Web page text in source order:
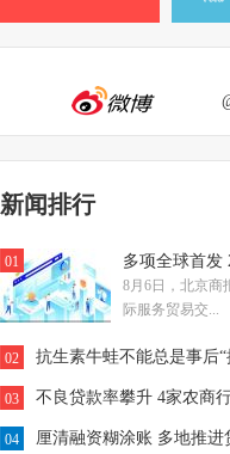
新闻排行
01 多项全球首发
8月6日，北京商
际服务贸易交...
02 抗生素牛蛙不能总是事后“
03 不良贷款率攀升 4家农商
04 厘清融资糊涂账 多地推进